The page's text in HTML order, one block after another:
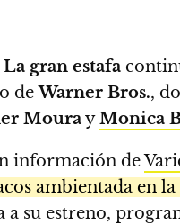
La gran estafa
deWarner Bros.,
MourayMonica
información de
ambientada en la
a su estreno,